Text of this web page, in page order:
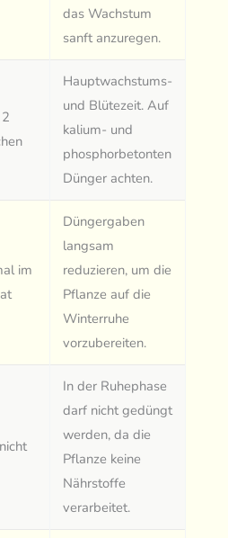
das Wachstum
sanft anzuregen.
Hauptwachstums-
und Blütezeit. Auf
kalium- und
phosphorbetonten
Dünger achten.
im
Düngergaben
langsam
reduzieren, um die
Pflanze auf die
Winterruhe
vorzubereiten.
In der Ruhephase
darf nicht gedüngt
werden, da die
Pflanze keine
Nährstoffe
verarbeitet.